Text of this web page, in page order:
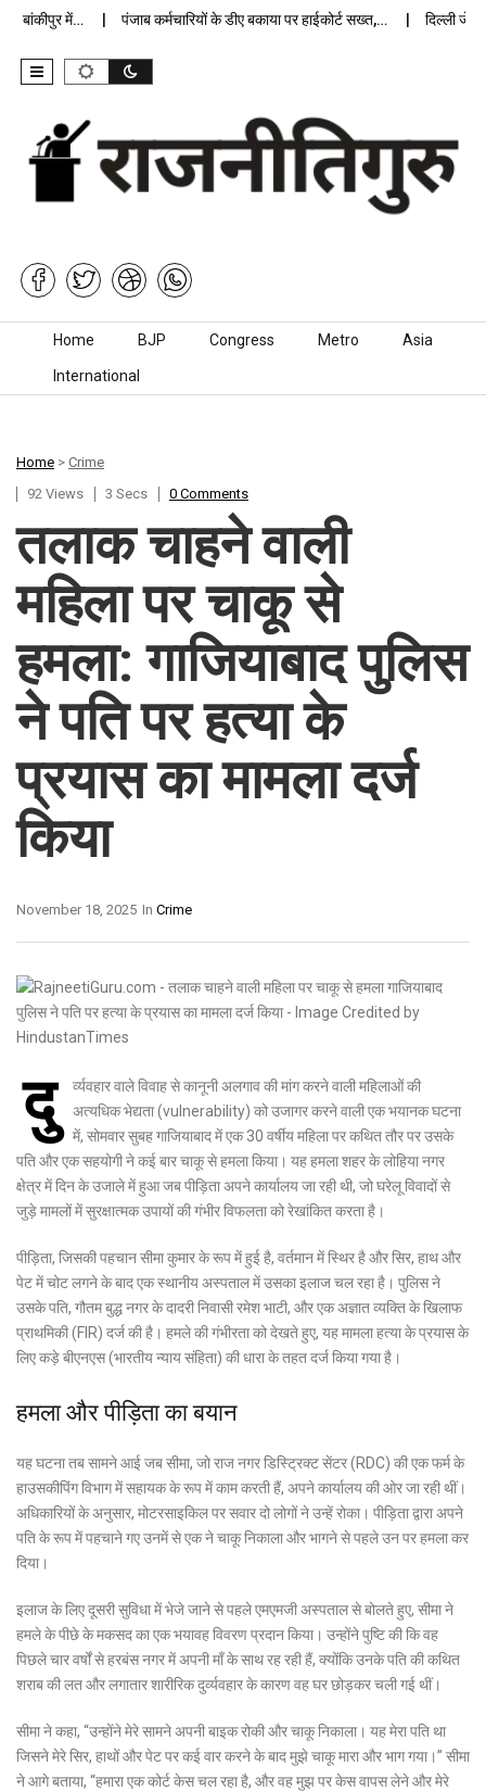
में… पंजाब कर्मचारियों के डीए बकाया पर हाईकोर्ट सख्त,… दिल्ली जेलों में
Skip to content
Home BJP Congress Metro Asia
International
Home > Crime
92 Views
3 Secs 0 Comments
तलाक चाहने वाली
महिला पर चाकू से
हमला: गाजियाबाद पुलिस
ने पति पर हत्या के
प्रयास का मामला दर्ज
किया
In Crime
November 18, 2025
दु
र्व्यवहार वाले विवाह से कानूनी अलगाव की मांग करने वाली महिलाओं की
अत्यधिक भेद्यता (vulnerability) को उजागर करने वाली एक भयानक घटना
में, सोमवार सुबह गाजियाबाद में एक 30 वर्षीय महिला पर कथित तौर पर उसके
पति और एक सहयोगी ने कई बार चाकू से हमला किया। यह हमला शहर के लोहिया नगर
क्षेत्र में दिन के उजाले में हुआ जब पीड़िता अपने कार्यालय जा रही थी, जो घरेलू विवादों से
जुड़े मामलों में सुरक्षात्मक उपायों की गंभीर विफलता को रेखांकित करता है।
पीड़िता, जिसकी पहचान सीमा कुमार के रूप में हुई है, वर्तमान में स्थिर है और सिर, हाथ और
पेट में चोट लगने के बाद एक स्थानीय अस्पताल में उसका इलाज चल रहा है। पुलिस ने
उसके पति, गौतम बुद्ध नगर के दादरी निवासी रमेश भाटी, और एक अज्ञात व्यक्ति के खिलाफ
प्राथमिकी (FIR) दर्ज की है। हमले की गंभीरता को देखते हुए, यह मामला हत्या के प्रयास के
लिए कड़े बीएनएस (भारतीय न्याय संहिता) की धारा के तहत दर्ज किया गया है।
हमला और पीड़िता का बयान
यह घटना तब सामने आई जब सीमा, जो राज नगर डिस्ट्रिक्ट सेंटर (RDC) की एक फर्म के
हाउसकीपिंग विभाग में सहायक के रूप में काम करती हैं, अपने कार्यालय की ओर जा रही थीं।
अधिकारियों के अनुसार, मोटरसाइकिल पर सवार दो लोगों ने उन्हें रोका। पीड़िता द्वारा अपने
पति के रूप में पहचाने गए उनमें से एक ने चाकू निकाला और भागने से पहले उन पर हमला कर
दिया।
इलाज के लिए दूसरी सुविधा में भेजे जाने से पहले एमएमजी अस्पताल से बोलते हुए, सीमा ने
हमले के पीछे के मकसद का एक भयावह विवरण प्रदान किया। उन्होंने पुष्टि की कि वह
पिछले चार वर्षों से हरबंस नगर में अपनी माँ के साथ रह रही हैं, क्योंकि उनके पति की कथित
शराब की लत और लगातार शारीरिक दुर्व्यवहार के कारण वह घर छोड़कर चली गई थीं।
सीमा ने कहा, “उन्होंने मेरे सामने अपनी बाइक रोकी और चाकू निकाला। यह मेरा पति था
जिसने मेरे सिर, हाथों और पेट पर कई वार करने के बाद मुझे चाकू मारा और भाग गया।” सीमा
ने आगे बताया, “हमारा एक कोर्ट केस चल रहा है, और वह मुझ पर केस वापस लेने और मेरे